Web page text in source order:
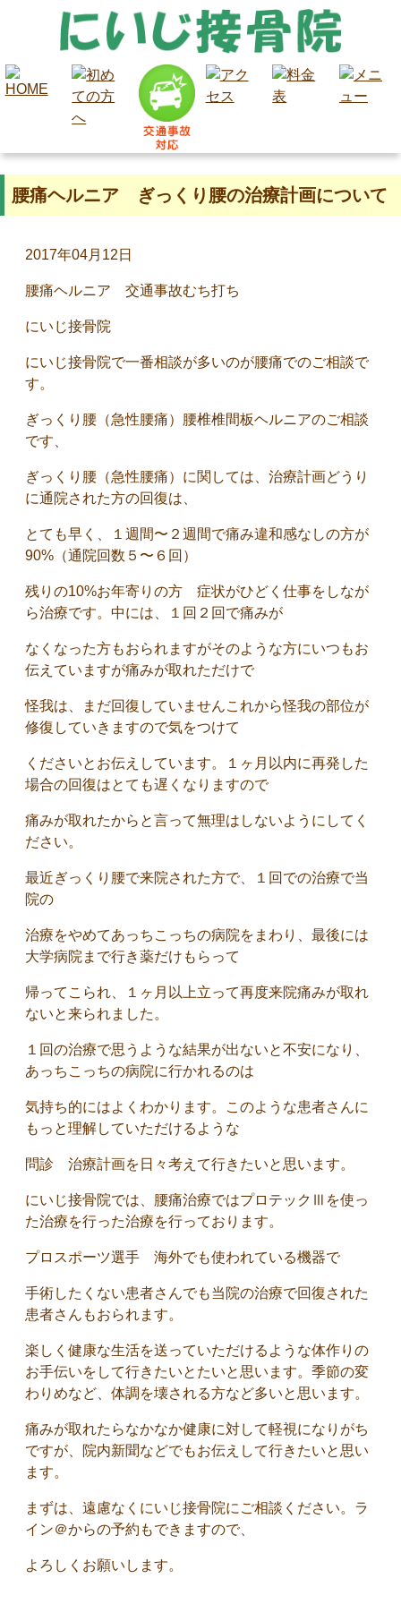
腰痛ヘルニア ぎっくり腰の治療計画について
2017年04月12日
腰痛ヘルニア 交通事故むち打ち
にいじ接骨院
にいじ接骨院で一番相談が多いのが腰痛でのご相談で
す。
ぎっくり腰（急性腰痛）腰椎椎間板ヘルニアのご相談
です、
ぎっくり腰（急性腰痛）に関しては、治療計画どうり
に通院された方の回復は、
とても早く、１週間〜２週間で痛み違和感なしの方が
90%（通院回数５〜６回）
残りの10%お年寄りの方 症状がひどく仕事をしなが
ら治療です。中には、１回２回で痛みが
なくなった方もおられますがそのような方にいつもお
伝えていますが痛みが取れただけで
怪我は、まだ回復していませんこれから怪我の部位が
修復していきますので気をつけて
くださいとお伝えしています。１ヶ月以内に再発した
場合の回復はとても遅くなりますので
痛みが取れたからと言って無理はしないようにしてく
ださい。
最近ぎっくり腰で来院された方で、１回での治療で当
院の
治療をやめてあっちこっちの病院をまわり、最後には
大学病院まで行き薬だけもらって
帰ってこられ、１ヶ月以上立って再度来院痛みが取れ
ないと来られました。
１回の治療で思うような結果が出ないと不安になり、
あっちこっちの病院に行かれるのは
気持ち的にはよくわかります。このような患者さんに
もっと理解していただけるような
問診 治療計画を日々考えて行きたいと思います。
にいじ接骨院では、腰痛治療ではプロテックⅢを使っ
た治療を行った治療を行っております。
プロスポーツ選手 海外でも使われている機器で
手術したくない患者さんでも当院の治療で回復された
患者さんもおられます。
楽しく健康な生活を送っていただけるような体作りの
お手伝いをして行きたいとたいと思います。季節の変
わりめなど、体調を壊される方など多いと思います。
痛みが取れたらなかなか健康に対して軽視になりがち
ですが、院内新聞などでもお伝えして行きたいと思い
ます。
まずは、遠慮なくにいじ接骨院にご相談ください。ラ
イン＠からの予約もできますので、
よろしくお願いします。